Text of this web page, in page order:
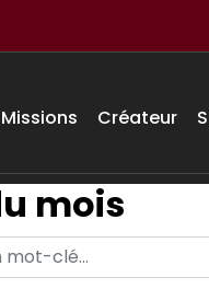
Missions Créateur
mois